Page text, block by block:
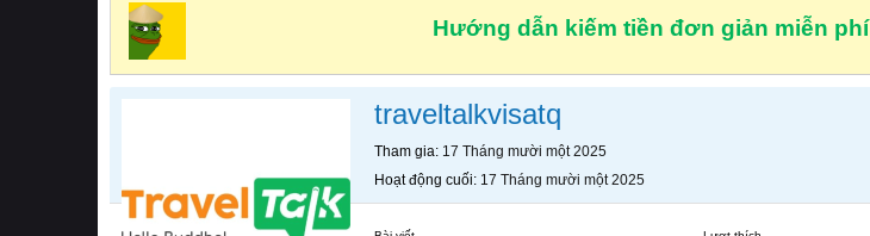
Hướng dẫn kiếm tiền đơn giản miễn phí
traveltalkvisatq
Tham gia 17 Tháng mười một 2025
Hoạt động cuối 17 Tháng mười một 2025